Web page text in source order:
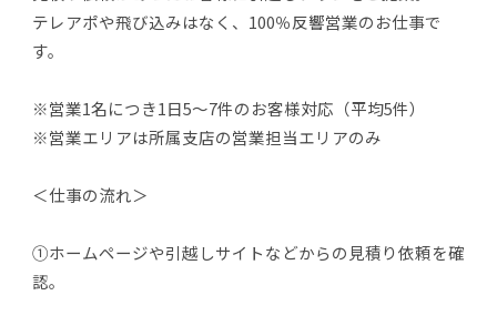
テレアポや飛び込みはなく、100％反響営業のお仕事で
す。
※営業1名につき1日5～7件のお客様対応（平均5件）
※営業エリアは所属支店の営業担当エリアのみ
＜仕事の流れ＞
①ホームページや引越しサイトなどからの見積り依頼を確
認。